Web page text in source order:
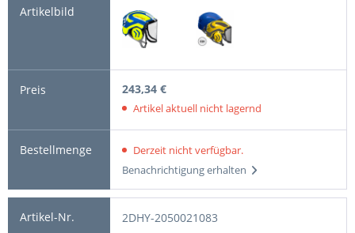
243,34 €
Artikel aktuell nicht lagernd
Derzeit nicht verfügbar.
Benachrichtigung erhalten
2DHY-2050021083